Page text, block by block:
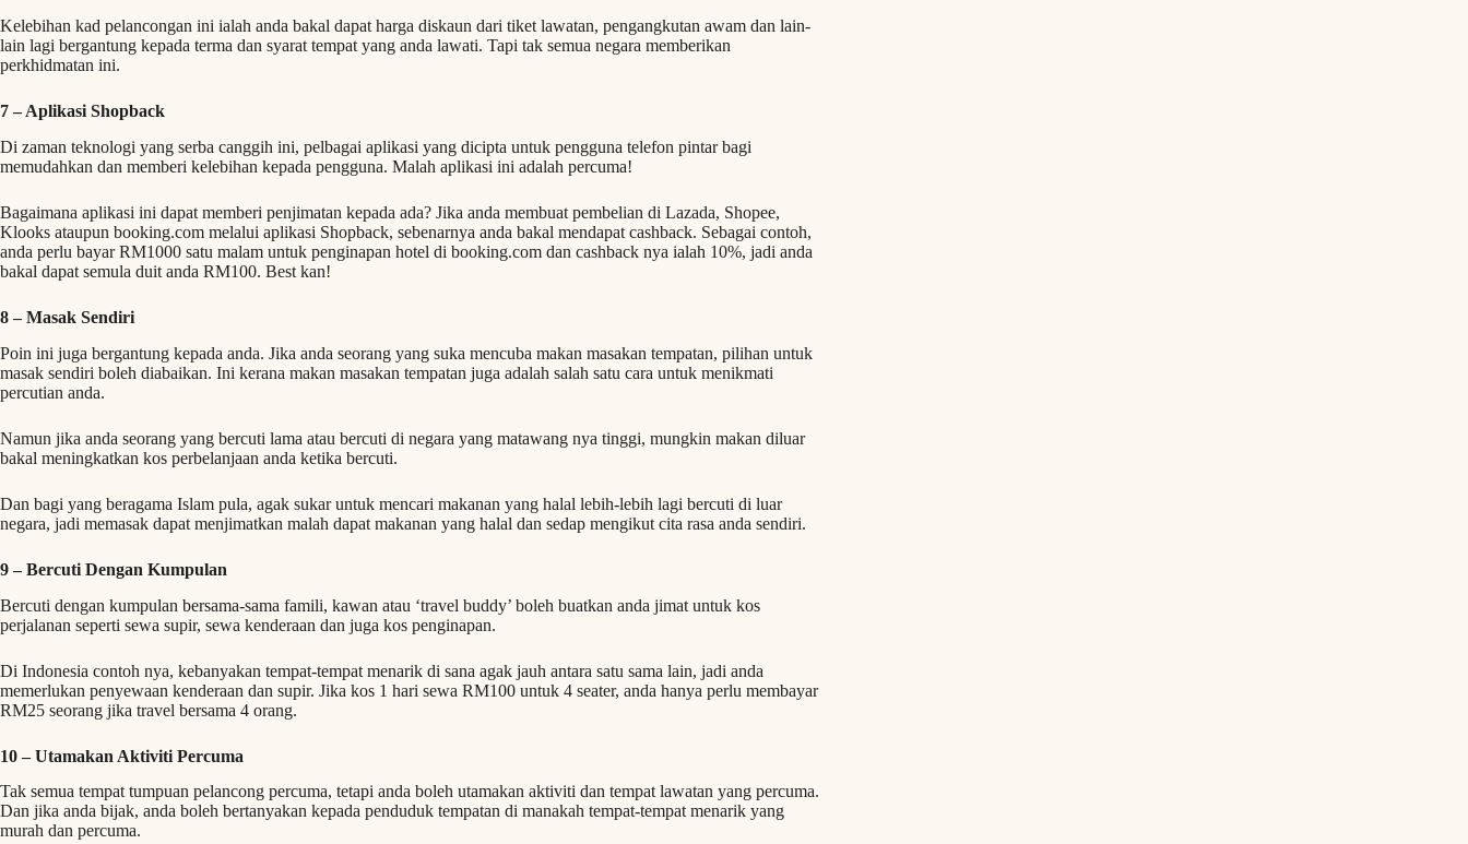
Kelebihan kad pelancongan ini ialah anda bakal dapat harga diskaun dari tiket lawatan, pengangkutan awam dan lain-
lain lagi bergantung kepada terma dan syarat tempat yang anda lawati. Tapi tak semua negara memberikan
perkhidmatan ini.
7 – Aplikasi Shopback
Di zaman teknologi yang serba canggih ini, pelbagai aplikasi yang dicipta untuk pengguna telefon pintar bagi
memudahkan dan memberi kelebihan kepada pengguna. Malah aplikasi ini adalah percuma!
Bagaimana aplikasi ini dapat memberi penjimatan kepada ada? Jika anda membuat pembelian di Lazada, Shopee,
Klooks ataupun booking.com melalui aplikasi Shopback, sebenarnya anda bakal mendapat cashback. Sebagai contoh,
anda perlu bayar RM1000 satu malam untuk penginapan hotel di booking.com dan cashback nya ialah 10%, jadi anda
bakal dapat semula duit anda RM100. Best kan!
8 – Masak Sendiri
Poin ini juga bergantung kepada anda. Jika anda seorang yang suka mencuba makan masakan tempatan, pilihan untuk
masak sendiri boleh diabaikan. Ini kerana makan masakan tempatan juga adalah salah satu cara untuk menikmati
percutian anda.
Namun jika anda seorang yang bercuti lama atau bercuti di negara yang matawang nya tinggi, mungkin makan diluar
bakal meningkatkan kos perbelanjaan anda ketika bercuti.
Dan bagi yang beragama Islam pula, agak sukar untuk mencari makanan yang halal lebih-lebih lagi bercuti di luar
negara, jadi memasak dapat menjimatkan malah dapat makanan yang halal dan sedap mengikut cita rasa anda sendiri.
9 – Bercuti Dengan Kumpulan
Bercuti dengan kumpulan bersama-sama famili, kawan atau ‘travel buddy’ boleh buatkan anda jimat untuk kos
perjalanan seperti sewa supir, sewa kenderaan dan juga kos penginapan.
Di Indonesia contoh nya, kebanyakan tempat-tempat menarik di sana agak jauh antara satu sama lain, jadi anda
memerlukan penyewaan kenderaan dan supir. Jika kos 1 hari sewa RM100 untuk 4 seater, anda hanya perlu membayar
RM25 seorang jika travel bersama 4 orang.
10 – Utamakan Aktiviti Percuma
Tak semua tempat tumpuan pelancong percuma, tetapi anda boleh utamakan aktiviti dan tempat lawatan yang percuma.
Dan jika anda bijak, anda boleh bertanyakan kepada penduduk tempatan di manakah tempat-tempat menarik yang
murah dan percuma.